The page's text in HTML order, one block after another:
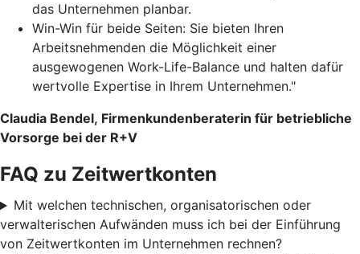
das Unternehmen planbar.
Win-Win für beide Seiten: Sie bieten Ihren
Arbeitsnehmenden die Möglichkeit einer
ausgewogenen Work-Life-Balance und halten dafür
wertvolle Expertise in Ihrem Unternehmen."
Claudia Bendel, Firmenkundenberaterin für betriebliche
Vorsorge bei der R+V
FAQ zu Zeitwertkonten
Mit welchen technischen, organisatorischen oder
verwalterischen Aufwänden muss ich bei der Einführung
von Zeitwertkonten im Unternehmen rechnen?